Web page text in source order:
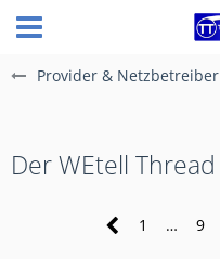
Provider & Netzbetreiber
Der WEtell Thread
1 … 9